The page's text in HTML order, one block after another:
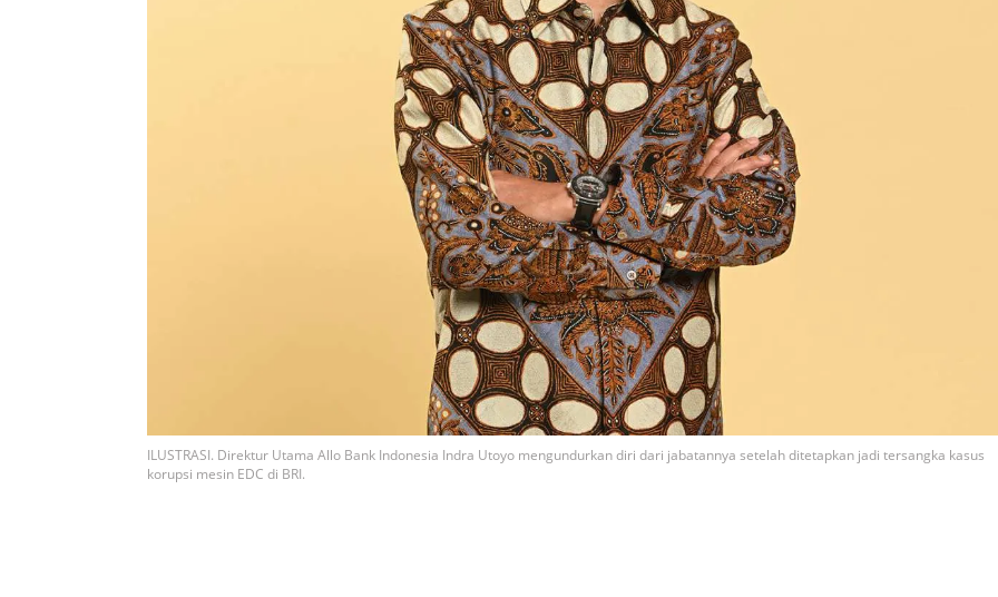
ILUSTRASI. Direktur Utama Allo Bank Indonesia Indra Utoyo mengundurkan diri dari jabatannya setelah ditetapkan jadi tersangka kasus
korupsi mesin EDC di BRI.